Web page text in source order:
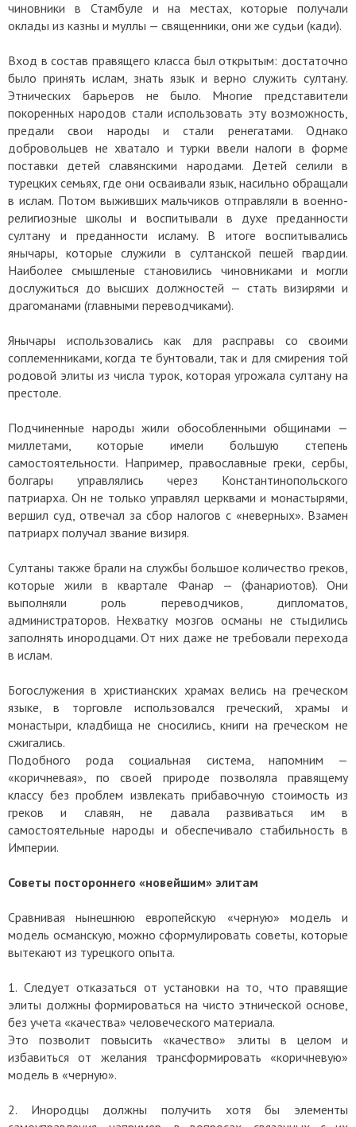
чиновники в Стамбуле и на местах, которые получали
оклады из казны и муллы — священники, они же судьи (кади).
Вход в состав правящего класса был открытым: достаточно
было принять ислам, знать язык и верно служить султану.
Этнических барьеров не было. Многие представители
покоренных народов стали использовать эту возможность,
предали свои народы и стали ренегатами. Однако
добровольцев не хватало и турки ввели налоги в форме
поставки детей славянскими народами. Детей селили в
турецких семьях, где они осваивали язык, насильно обращали
в ислам. Потом выживших мальчиков отправляли в военно-
религиозные школы и воспитывали в духе преданности
султану и преданности исламу. В итоге воспитывались
янычары, которые служили в султанской пешей гвардии.
Наиболее смышленые становились чиновниками и могли
дослужиться до высших должностей — стать визирями и
драгоманами (главными переводчиками).
Янычары использовались как для расправы со своими
соплеменниками, когда те бунтовали, так и для смирения той
родовой элиты из числа турок, которая угрожала султану на
престоле.
Подчиненные народы жили обособленными общинами —
миллетами, которые имели большую степень
самостоятельности. Например, православные греки, сербы,
болгары управлялись через Константинопольского
патриарха. Он не только управлял церквами и монастырями,
вершил суд, отвечал за сбор налогов с «неверных». Взамен
патриарх получал звание визиря.
Султаны также брали на службы большое количество греков,
которые жили в квартале Фанар — (фанариотов). Они
выполняли роль переводчиков, дипломатов,
администраторов. Нехватку мозгов османы не стыдились
заполнять инородцами. От них даже не требовали перехода
в ислам.
Богослужения в христианских храмах велись на греческом
языке, в торговле использовался греческий, храмы и
монастыри, кладбища не сносились, книги на греческом не
сжигались.
Подобного рода социальная система, напомним —
«коричневая», по своей природе позволяла правящему
классу без проблем извлекать прибавочную стоимость из
греков и славян, не давала развиваться им в
самостоятельные народы и обеспечивало стабильность в
Империи.
Советы постороннего «новейшим» элитам
Сравнивая нынешнюю европейскую «черную» модель и
модель османскую, можно сформулировать советы, которые
вытекают из турецкого опыта.
1. Следует отказаться от установки на то, что правящие
элиты должны формироваться на чисто этнической основе,
без учета «качества» человеческого материала.
Это позволит повысить «качество» элиты в целом и
избавиться от желания трансформировать «коричневую»
модель в «черную».
2. Инородцы должны получить хотя бы элементы